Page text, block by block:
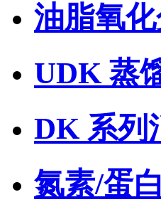
油脂氧
UDK 蒸
DK 系列
氮素/蛋